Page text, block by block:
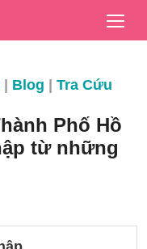
Blog Tra Cứu
Phố Hồ
từ những